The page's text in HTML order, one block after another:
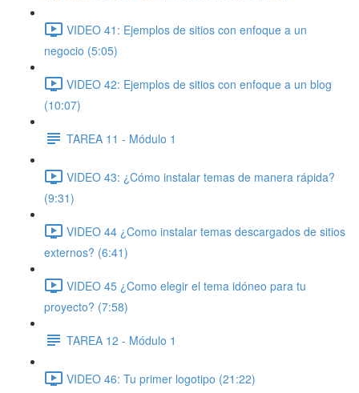
VIDEO 41: Ejemplos de sitios con enfoque a un
negocio (5:05)
VIDEO 42: Ejemplos de sitios con enfoque a un blog
(10:07)
TAREA 11 - Módulo 1
VIDEO 43: ¿Cómo instalar temas de manera rápida?
(9:31)
VIDEO 44 ¿Como instalar temas descargados de sitios
externos? (6:41)
VIDEO 45 ¿Como elegir el tema idóneo para tu
proyecto? (7:58)
TAREA 12 - Módulo 1
VIDEO 46: Tu primer logotipo (21:22)